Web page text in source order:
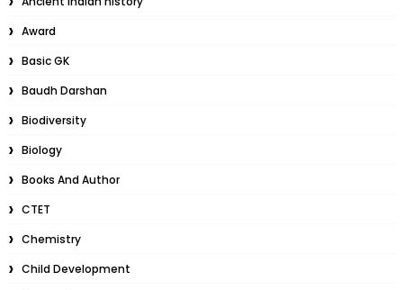
Award
Basic GK
Baudh Darshan
Biodiversity
Biology
Books And Author
CTET
Chemistry
Child Development